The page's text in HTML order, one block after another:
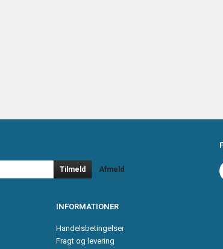
Tilmeld Afmeld
INFORMATIONER
Handelsbetingelser
Fragt og levering